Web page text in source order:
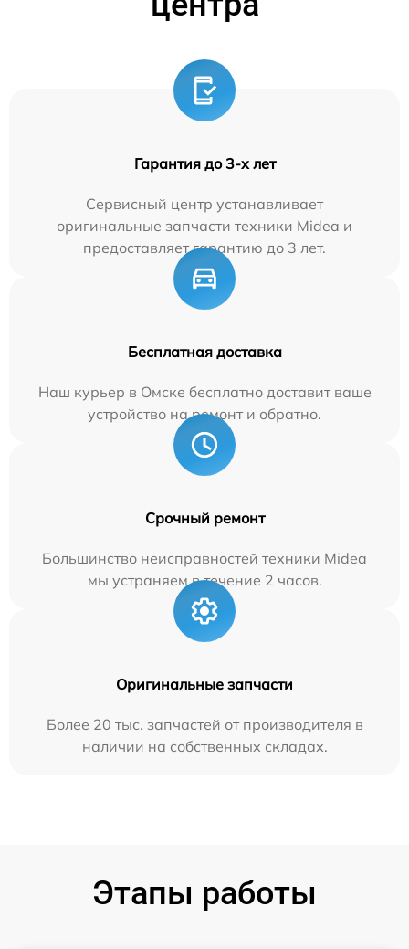
Гарантия до 3-х лет
Сервисный центр устанавливает
оригинальные запчасти техники Midea и
предоставляет гарантию до 3 лет.
Бесплатная доставка
Наш курьер в Омске бесплатно доставит ваше
устройство на ремонт и обратно.
Срочный ремонт
Большинство неисправностей техники Midea
мы устраняем в течение 2 часов.
Оригинальные запчасти
Более 20 тыс. запчастей от производителя в
наличии на собственных складах.
Этапы работы